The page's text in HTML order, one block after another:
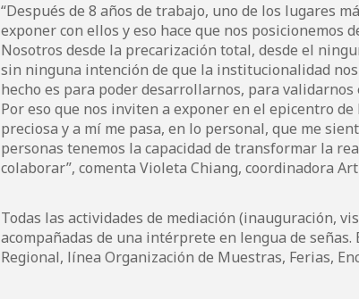
“Después de 8 años de trabajo, uno de los lugares
exponer con ellos y eso hace que nos posicionemos
Nosotros desde la precarización total, desde el
sin ninguna intención de que la institucionalidad
hecho es para poder desarrollarnos, para
Por eso que nos inviten a exponer en el epicentro
preciosa y a mí me pasa, en lo personal, que me
personas tenemos la capacidad de transformar la
colaborar”, comenta Violeta Chiang, coordinadora
Todas las actividades de mediación (inauguración,
acompañadas de una intérprete en lengua de
Regional, línea Organización de Muestras, Ferias,